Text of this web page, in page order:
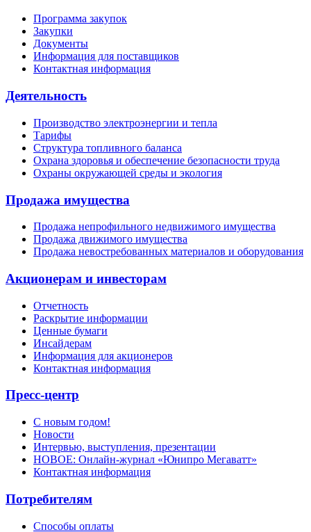
Программа закупок
Закупки
Документы
Информация для поставщиков
Контактная информация
Деятельность
Производство электроэнергии и тепла
Тарифы
Структура топливного баланса
Охрана здоровья и обеспечение безопасности труда
Охраны окружающей среды и экология
Продажа имущества
Продажа непрофильного недвижимого имущества
Продажа движимого имущества
Продажа невостребованных материалов и оборудования
Акционерам и инвесторам
Отчетность
Раскрытие информации
Ценные бумаги
Инсайдерам
Информация для акционеров
Контактная информация
Пресс-центр
С новым годом!
Новости
Интервью, выступления, презентации
НОВОЕ: Онлайн-журнал «Юнипро Мегаватт»
Контактная информация
Потребителям
Способы оплаты